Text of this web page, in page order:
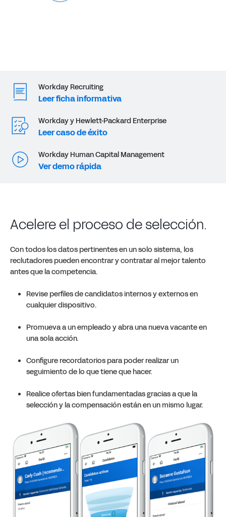
Workday Recruiting
Leer ficha informativa
Workday y Hewlett-Packard Enterprise
Leer caso de éxito
Workday Human Capital Management
Ver demo rápida
Acelere el proceso de selección.
Con todos los datos pertinentes en un solo sistema, los
reclutadores pueden encontrar y contratar al mejor talento
antes que la competencia.
Revise perfiles de candidatos internos y externos en
cualquier dispositivo.
Promueva a un empleado y abra una nueva vacante en
una sola acción.
Configure recordatorios para poder realizar un
seguimiento de lo que tiene que hacer.
Realice ofertas bien fundamentadas gracias a que la
selección y la compensación están en un mismo lugar.